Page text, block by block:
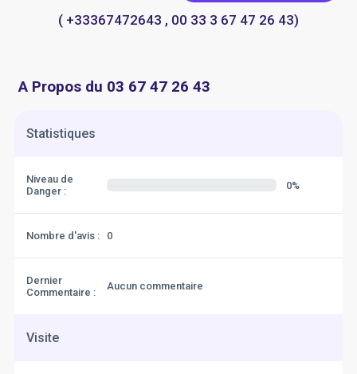
( +33367472643 , 00 33 3 67 47 26 43)
A Propos du 03 67 47 26 43
Statistiques
Niveau de
Danger :
0%
Nombre d'avis : 0
Dernier
Commentaire :
Aucun commentaire
Visite